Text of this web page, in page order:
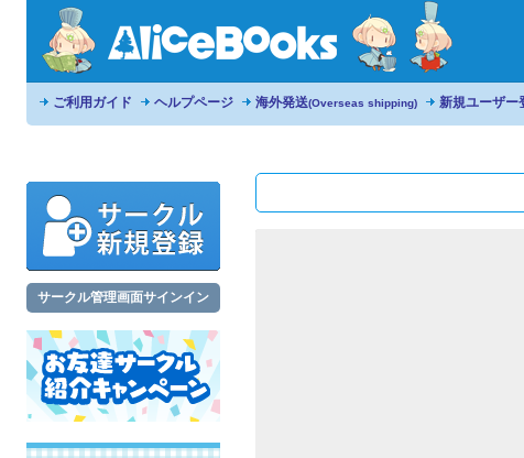
ご利用ガイド ヘルプページ 海外発送(Overseas shipping) 新規ユーザー
サークル管理画面サインイン